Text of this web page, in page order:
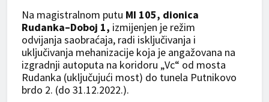
Na magistralnom putu MI 105, dionica
Rudanka–Doboj 1, izmijenjen je režim
odvijanja saobraćaja, radi isključivanja i
uključivanja mehanizacije koja je angažovana na
izgradnji autoputa na koridoru „Vc“ od mosta
Rudanka (uključujući most) do tunela Putnikovo
brdo 2. (do 31.12.2022.).